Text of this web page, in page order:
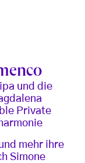
und die
Private
mehr ihre
Simone